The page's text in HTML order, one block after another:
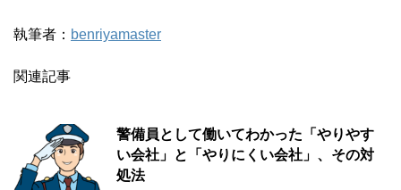
執筆者： benriyamaster
関連記事
警備員として働いてわかった「やりやす
い会社」と「やりにくい会社」、その対
処法